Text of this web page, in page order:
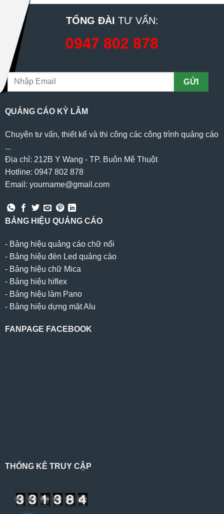
TỔNG ĐÀI TƯ VẤN:
0947 802 878
QUẢNG CÁO KỲ LÂM
Chuyên tư vấn, thiết kế và thi công các công trình quảng cáo
...
Địa chỉ: 212B Y Wang - TP. Buôn Mê Thuột
Hotline: 0947 802 878
Email: yourname@gmail.com
BẢNG HIỆU QUẢNG CÁO
- Bảng hiệu quảng cáo chữ nổi
- Bảng hiệu đèn Led quảng cáo
- Bảng hiệu chữ Mica
- Bảng hiệu hiflex
- Bảng hiệu làm Pano
- Bảng hiệu dựng mặt Alu
FANPAGE FACEBOOK
THỐNG KÊ TRUY CẬP